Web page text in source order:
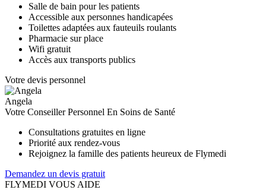
Salle de bain pour les patients
Accessible aux personnes handicapées
Toilettes adaptées aux fauteuils roulants
Pharmacie sur place
Wifi gratuit
Accès aux transports publics
Votre devis personnel
Angela
Votre Conseiller Personnel En Soins de Santé
Consultations gratuites en ligne
Priorité aux rendez-vous
Rejoignez la famille des patients heureux de Flymedi
Demandez un devis gratuit
FLYMEDI VOUS AIDE